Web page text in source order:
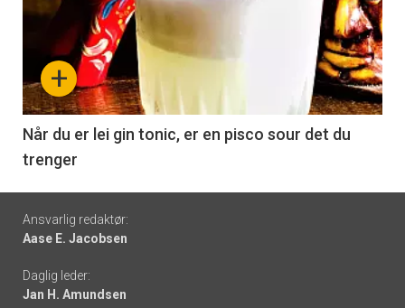
akkurat
nå
-
6
+
Når du er lei gin tonic, er en pisco sour det du
trenger
Footer
-
links
Ansvarlig redaktør:
Aase E. Jacobsen
Daglig leder:
Jan H. Amundsen